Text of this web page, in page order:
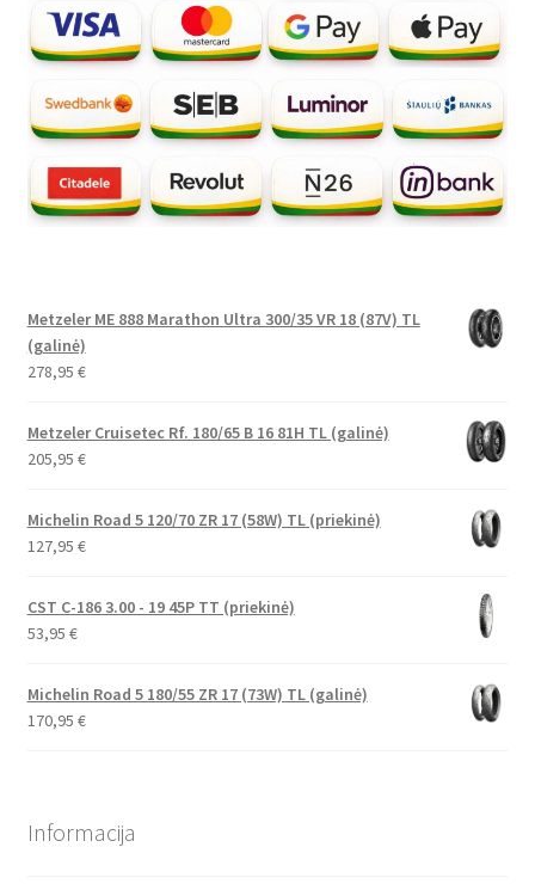
Metzeler ME 888 Marathon Ultra 300/35 VR 18 (87V) TL
(galinė)
278,95 €
Metzeler Cruisetec Rf. 180/65 B 16 81H TL (galinė)
205,95 €
Michelin Road 5 120/70 ZR 17 (58W) TL (priekinė)
127,95 €
CST C-186 3.00 - 19 45P TT (priekinė)
53,95 €
Michelin Road 5 180/55 ZR 17 (73W) TL (galinė)
170,95 €
Informacija